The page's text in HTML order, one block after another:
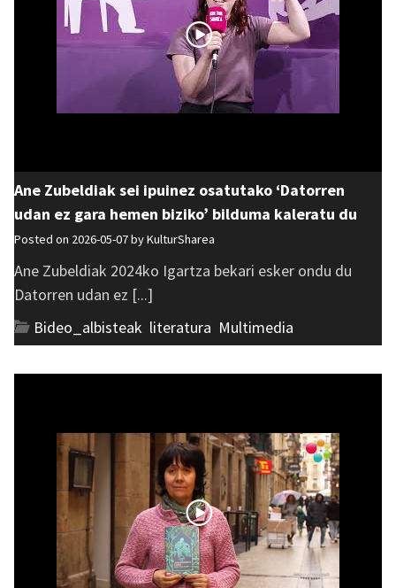
Ane Zubeldiak sei ipuinez osatutako ‘Datorren
udan ez gara hemen biziko’ bilduma kaleratu du
Posted on 2026-05-07 byKulturSharea
Ane Zubeldiak 2024ko Igartza bekari esker ondu du
Datorren udan ez [...]
Bideo_albisteak literatura Multimedia